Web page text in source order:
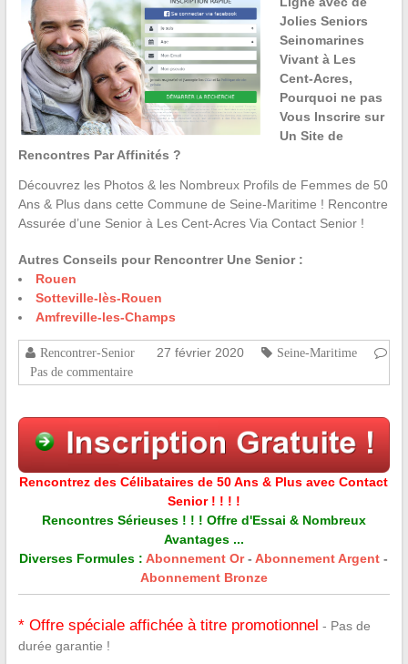
Jolies Seniors
Seinomarines
Vivant à Les
Cent-Acres,
Pourquoi ne pas
Vous Inscrire sur
Un Site de
Rencontres Par Affinités ?
Découvrez les Photos & les Nombreux Profils de Femmes de 50
Ans & Plus dans cette Commune de Seine-Maritime ! Rencontre
Assurée d’une Senior à Les Cent-Acres Via Contact Senior !
Autres Conseils pour Rencontrer Une Senior :
Rouen
Sotteville-lès-Rouen
Amfreville-les-Champs
Rencontrer-Senior 27 février 2020
Seine-Maritime
Pas de commentaire
Rencontrez des Célibataires de 50 Ans & Plus avec Contact
Senior ! ! ! !
Rencontres Sérieuses ! ! ! Offre d'Essai & Nombreux
Avantages ...
Diverses Formules : Abonnement Or-Abonnement Argent -
Abonnement Bronze
* Offre spéciale affichée à titre promotionnel - Pas de
durée garantie !